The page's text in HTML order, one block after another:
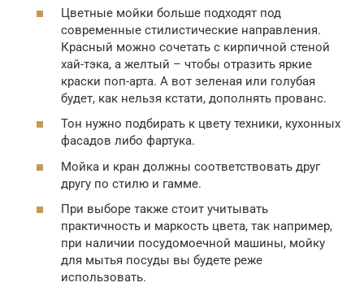
Цветные мойки больше подходят под
современные стилистические направления.
Красный можно сочетать с кирпичной стеной
хай-тэка, а желтый – чтобы отразить яркие
краски поп-арта. А вот зеленая или голубая
будет, как нельзя кстати, дополнять прованс.
Тон нужно подбирать к цвету техники, кухонных
фасадов либо фартука.
Мойка и кран должны соответствовать друг
другу по стилю и гамме.
При выборе также стоит учитывать
практичность и маркость цвета, так например,
при наличии посудомоечной машины, мойку
для мытья посуды вы будете реже
использовать.